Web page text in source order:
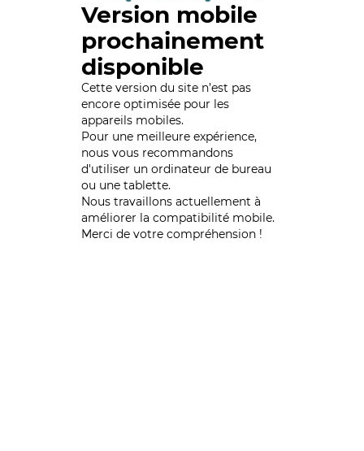
Version mobile
prochainement
disponible
Cette version du site n’est pas
encore optimisée pour les
appareils mobiles.
Pour une meilleure expérience,
nous vous recommandons
d'utiliser un ordinateur de bureau
ou une tablette.
Nous travaillons actuellement à
améliorer la compatibilité mobile.
Merci de votre compréhension !